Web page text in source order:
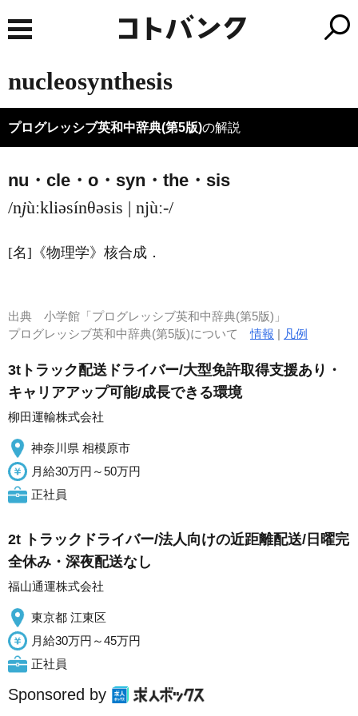
nucleosynthesis
プログレッシブ英和中辞典(第5版)の解説
nu・cle・o・syn・the・sis
/njùːkliəsínθəsis | njùː-/
[名] 《物理学》 核合成 ．
出典 小学館「プログレッシブ英和中辞典(第5版)」
プログレッシブ英和中辞典(第5版)について情報 | 凡例
3tトラック配送ドライバー/大型免許取得支援あり・
キャリアアップ可能/成長できる環境
柳田運輸株式会社
神奈川県 相模原市
月給30万円～50万円
正社員
2t トラックドライバー/法人向けの近距離配送/日曜完
全休み・深夜配送なし
福山通運株式会社
東京都 江東区
月給30万円～45万円
正社員
Sponsored by